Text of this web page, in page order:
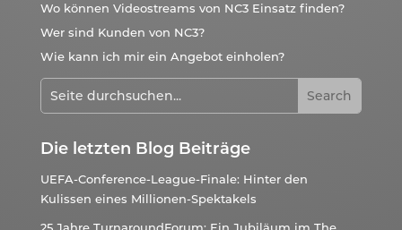
Wo können Videostreams von NC3 Einsatz finden?
Wer sind Kunden von NC3?
Wie kann ich mir ein Angebot einholen?
Die letzten Blog Beiträge
UEFA-Conference-League-Finale: Hinter den
Kulissen eines Millionen-Spektakels